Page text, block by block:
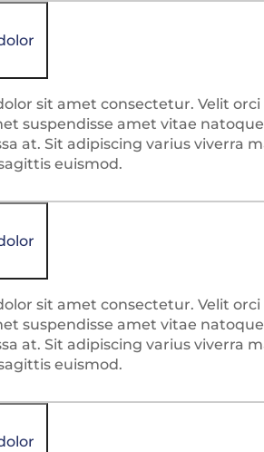
sit amet consectetur. Velit
suspendisse amet vitae
at. Sit adipiscing varius viverra
euismod.
sit amet consectetur. Velit
suspendisse amet vitae
at. Sit adipiscing varius viverra
euismod.